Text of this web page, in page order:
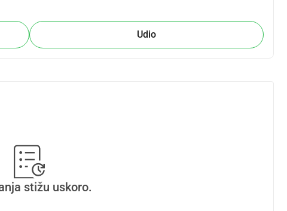
moje snove i ciljeve promjene ciklusa i žene koja se bori
za kupnju vozila koje će mi pomoći i omogućiti mi da
Udio
stižu uskoro.